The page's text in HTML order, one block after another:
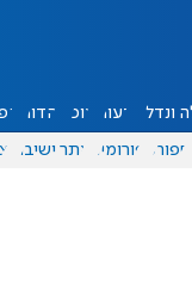
ונדל"ן דעות אוכל יהדות
ספורט פורומים אתר ישיבה